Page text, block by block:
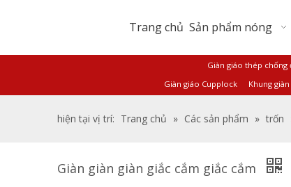
Trang chủ Sản phẩm nóng
Giàn giáo thép chống
Giàn giáo Cupplock
Khung
hiện tại vị trí: Trang chủ » Các sản phẩm » trốn
Giàn giàn giàn giắc cắm giắc cắm